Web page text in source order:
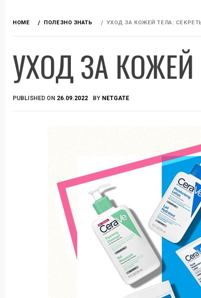
HOME ПОЛЕЗНО ЗНАТЬ УХОД ЗА КОЖЕЙ ТЕЛА: СЕКРЕТЫ
УХОД ЗА КОЖЕЙ
PUBLISHED ON 26.09.2022 BY NETGATE